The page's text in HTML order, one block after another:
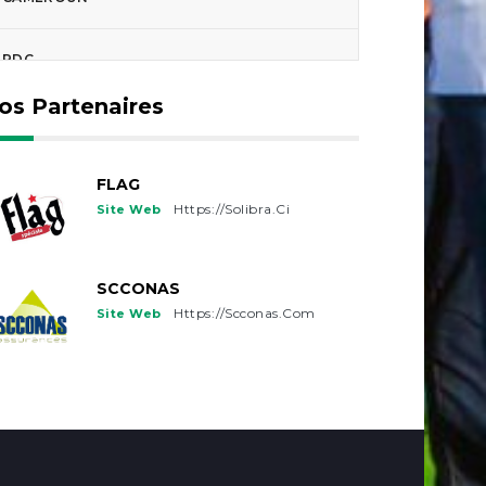
RDC
GUINEE-BISSAU
FRANCE
USA
BELGIQUE
Partenaires
FLAG
Site Web Https://solibra.ci
SCCONAS
Site Web Https://scconas.com